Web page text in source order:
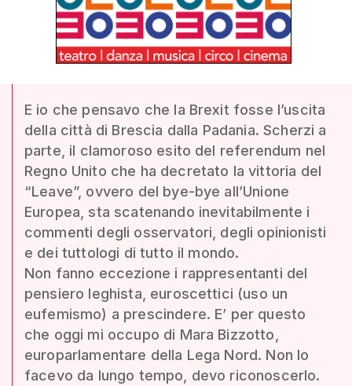
E io che pensavo che la Brexit fosse l’uscita
della città di Brescia dalla Padania. Scherzi a
parte, il clamoroso esito del referendum nel
Regno Unito che ha decretato la vittoria del
“Leave”, ovvero del bye-bye all’Unione
Europea, sta scatenando inevitabilmente i
commenti degli osservatori, degli opinionisti
e dei tuttologi di tutto il mondo.
Non fanno eccezione i rappresentanti del
pensiero leghista, euroscettici (uso un
eufemismo) a prescindere. E’ per questo
che oggi mi occupo di Mara Bizzotto,
europarlamentare della Lega Nord. Non lo
facevo da lungo tempo, devo riconoscerlo.